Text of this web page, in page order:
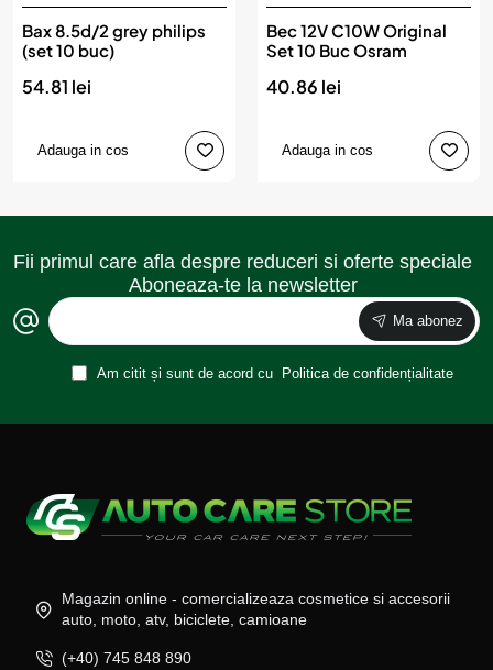
Bax 8.5d/2 grey philips
(set 10 buc)
54.81 lei
Adauga in cos
Bec 12V C10W Original
Set 10 Buc Osram
40.86 lei
Adauga in cos
Fii primul care afla despre reduceri si oferte speciale
Aboneaza-te la newsletter
Ma abonez
Am citit și sunt de acord cu Politica de confidențialitate
Magazin online - comercializeaza cosmetice si accesorii
auto, moto, atv, biciclete, camioane
(+40) 745 848 890